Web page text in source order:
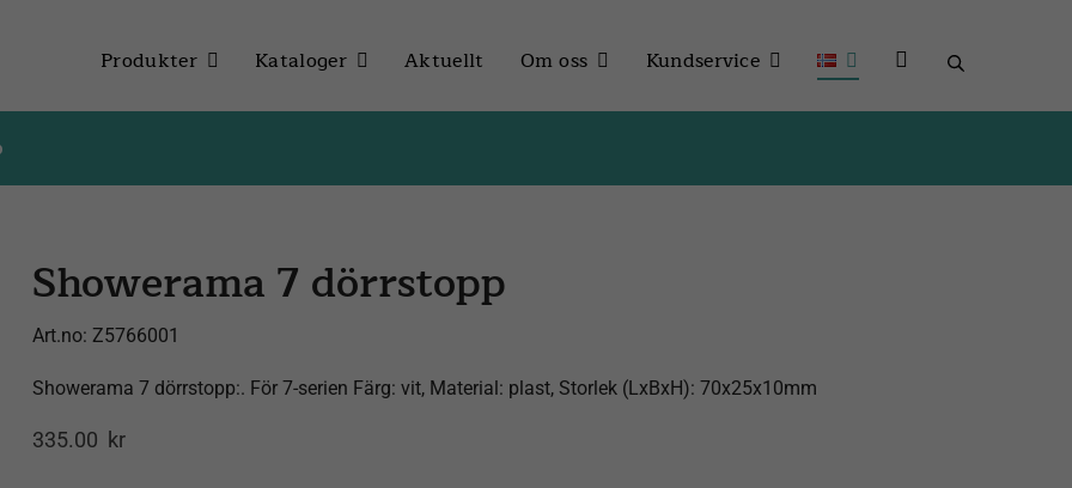
Produkter Kataloger Aktuellt Om oss Kundservice
Showerama 7 dörrstopp
Art.no:Z5766001
Showerama 7 dörrstopp:. För 7-serien Färg: vit, Material: plast, Storlek (LxBxH): 70x25x10mm
335.00 kr